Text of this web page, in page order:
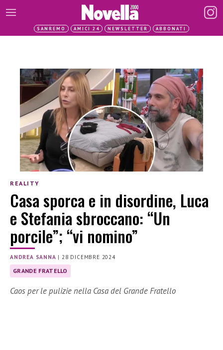
SANREMO AMICI 24 NEWSLETTER ABBONATI
REALITY
Casa sporca e in disordine, Luca
e Stefania sbroccano: “Un
porcile”; “vi nomino”
ANDREA SANNA |28 DICEMBRE 2024
GRANDE FRATELLO
Caos per le pulizie nella Casa del Grande Fratello